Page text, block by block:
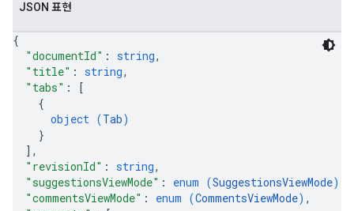
JSON 표현
{
"documentId" : string,
"title" : string,
"tabs" :
[
{
object (Tab)
}
] ,
"revisionId" : string,
"suggestionsViewMode" : enum (SuggestionsViewMode)
"commentsViewMode" : enum (CommentsViewMode) ,